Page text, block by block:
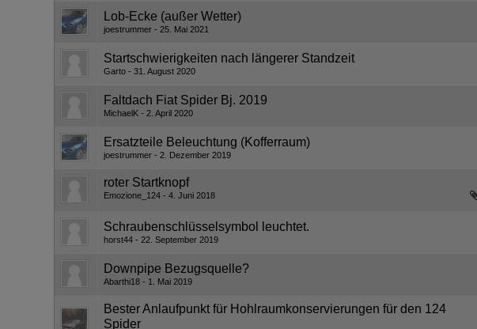
Lob-Ecke (außer Wetter)
joestrummer 25. Mai 2021
Startschwierigkeiten nach längerer Standzeit
Garto 31. August 2020
Faltdach Fiat Spider Bj. 2019
MichaelK 2. April 2020
Ersatzteile Beleuchtung (Kofferraum)
joestrummer 2. Dezember 2019
roter Startknopf
Emozione_124 4. Juni 2018
Schraubenschlüsselsymbol leuchtet.
horst44 22. September 2019
Downpipe Bezugsquelle?
Abarthi18 1. Mai 2019
Bester Anlaufpunkt für Hohlraumkonservierungen für den 124
Spider